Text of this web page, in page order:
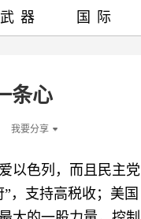
条心
我要分享
以色列，而且民主党
，支持高税收；美国
武器 国际